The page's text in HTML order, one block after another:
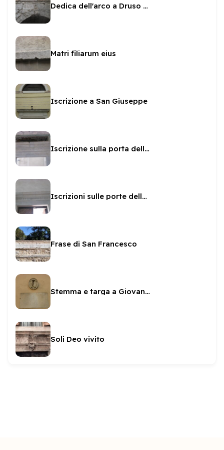
Dedica dell'arco a Druso e Germanico
Matri filiarum eius
Iscrizione a San Giuseppe
Iscrizione sulla porta della Cappella Borgia
Iscrizioni sulle porte della Rocca
Frase di San Francesco
Stemma e targa a Giovan Battista Arnaldi
Soli Deo vivito